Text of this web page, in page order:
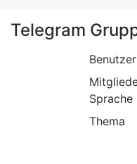
Telegram
Sprache
Thema